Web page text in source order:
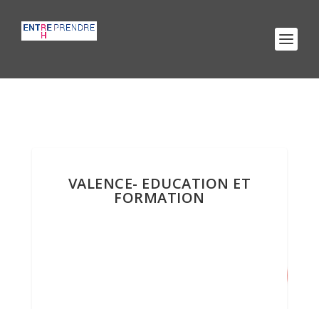
VALENCE- EDUCATION ET
FORMATION